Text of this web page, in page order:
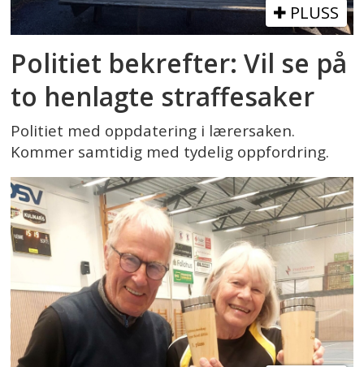
PLUSS
Politiet bekrefter: Vil se på
to henlagte straffesaker
Politiet med oppdatering i lærersaken.
Kommer samtidig med tydelig oppfordring.